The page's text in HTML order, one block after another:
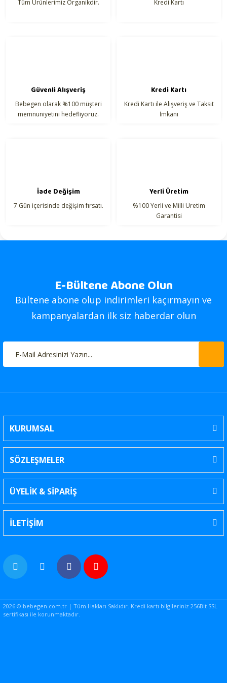
Ürün bilgilerinde hatalar bulunuyor.
Tüm Ürünlerimiz Organikdir. Kredi Kartı
Güvenli Alışveriş
Bebegen olarak %100 müşteri
memnuniyetini hedefliyoruz.
Kredi Kartı
Kredi Kartı ile Alışveriş ve Taksit
İmkanı
İade Değişim
7 Gün içerisinde değişim fırsatı.
Yerli Üretim
%100 Yerli ve Milli Üretim
Garantisi
E-Bültene Abone Olun
Bültene abone olup indirimleri kaçırmayın ve
kampanyalardan ilk siz haberdar olun
KURUMSAL
SÖZLEŞMELER
ÜYELİK & SİPARİŞ
İLETİŞİM
2026 © bebegen.com.tr | Tüm Hakları Saklıdır. Kredi kartı bilgileriniz 256Bit SSL
sertifikası ile korunmaktadır.